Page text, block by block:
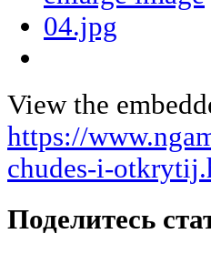
View the
https://
chudes-i-
Поделитесь